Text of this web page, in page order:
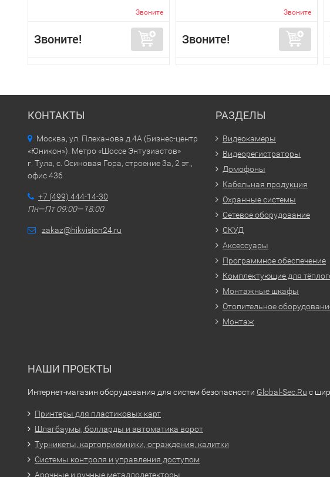
Звоните
Звоните!
Звоните
Звоните!
КОНТАКТЫ
Москва, ул. Плеханова д.4А (Бизнес-центр
«Юникон»). Метро «Шоссе Энтузиастов»
г. Тула, с. Осиновая Гора, строение 3а, 2 эт.,
офис 436
+7 (499) 444-14-30
Пн—Пт 09:00—18:00
zakaz@hikvision24.ru
РАЗДЕЛЫ
Видеокамеры
Видеорегистраторы
Домофоны
Кабельная продукция
Охранные системы
Сетевое оборудование
СКУД
Аксессуары
Программное обеспечение
Комплектующие для
Монтажные шкафы
Отопительное
Монтаж
НАШИ ПРОЕКТЫ
Интернет-магазин оборудования для систем безопасности Global-Sec.Ru с
Принтеры для пластиковых карт
Шлагбаумы, болларды и автоматика ворот
Турникеты, картоприемники, ограждения, калитки
Системы контроля и управления доступом
Арочные и ручные металлодетекторы